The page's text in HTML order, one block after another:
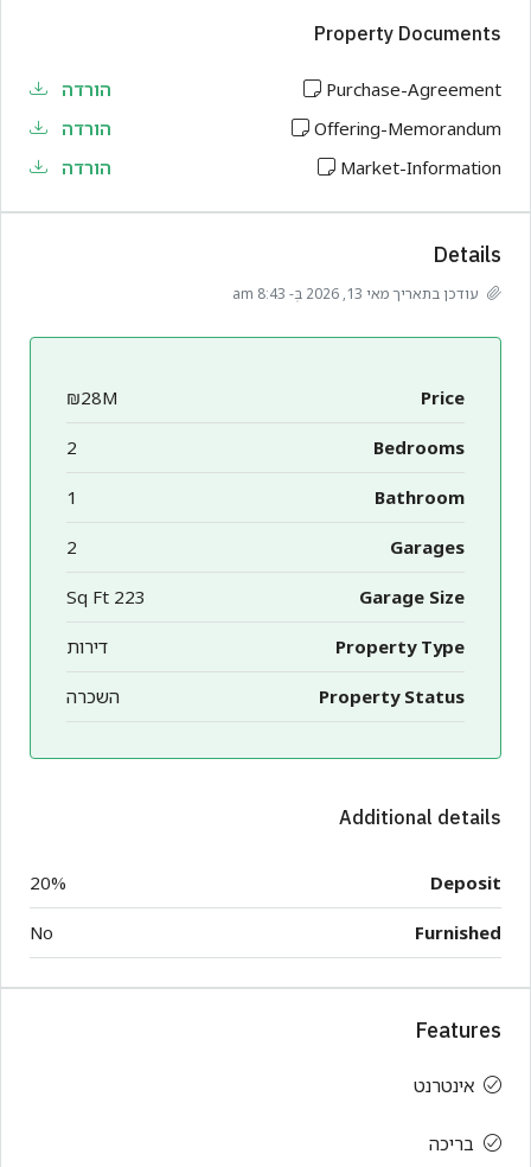
Property Documents
Purchase-Agreement
הורדה
Offering-Memorandum
הורדה
Market-Information
הורדה
Details
עודכן בתאריך מאי 13, 2026 בְּ- 8:43 am
Price
₪28M
Bedrooms
2
Bathroom
1
Garages
2
Garage Size
223 Sq Ft
Property Type דירות
Property Status השכרה
Additional details
Deposit
20%
Furnished
No
Features
אינטרנט
בריכה